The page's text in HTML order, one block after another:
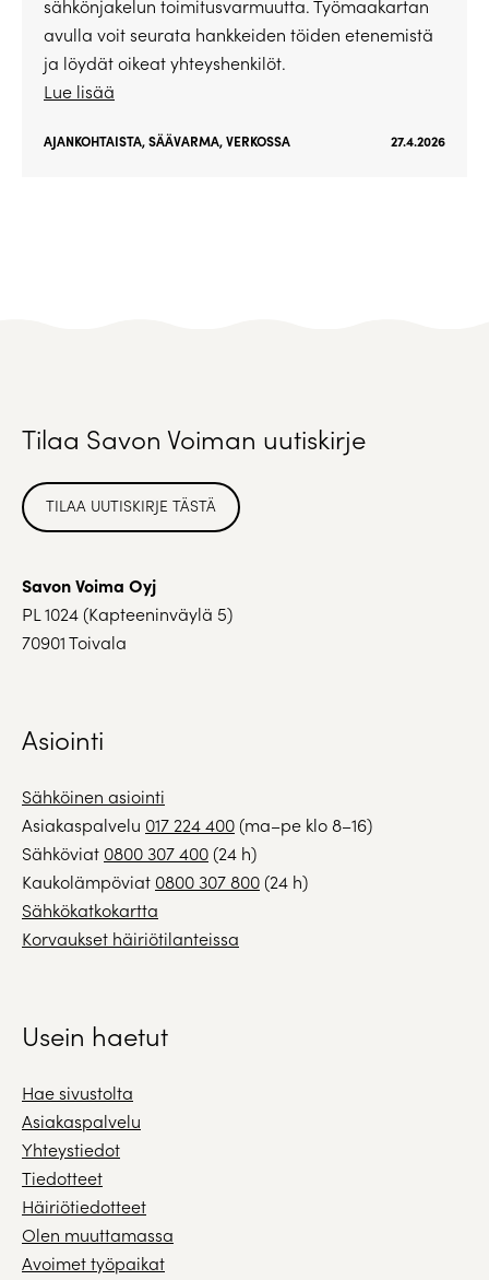
sähkönjakelun toimitusvarmuutta. Työmaakartan
avulla voit seurata hankkeiden töiden etenemistä
ja löydät oikeat yhteyshenkilöt.
Lue lisää
AJANKOHTAISTA,SÄÄVARMA,VERKOSSA 27.4.2026
Tilaa Savon Voiman uutiskirje
TILAA UUTISKIRJE TÄSTÄ
Savon Voima Oyj
PL 1024 (Kapteeninväylä 5)
70901 Toivala
Asiointi
Sähköinen asiointi
Asiakaspalvelu 017 224 400(ma–pe klo 8–16)
Sähköviat 0800 307 400(24 h)
Kaukolämpöviat 0800 307 800(24 h)
Sähkökatkokartta
Korvaukset häiriötilanteissa
Usein haetut
Hae sivustolta
Asiakaspalvelu
Yhteystiedot
Tiedotteet
Häiriötiedotteet
Olen muuttamassa
Avoimet työpaikat